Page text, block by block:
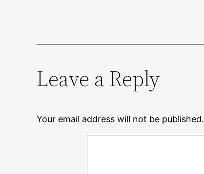
Leave a Reply
Your email address will not be published.